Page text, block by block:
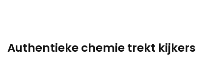
Authentieke chemie trekt kijkers